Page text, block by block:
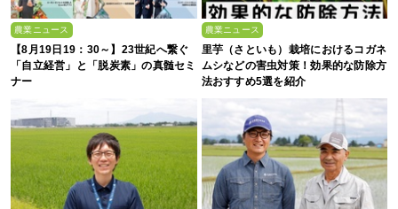
農業ニュース
【8月19日19：30～】23世紀へ繋ぐ
「自立経営」と「脱炭素」の真髄セミ
ナー
農業ニュース
里芋（さといも）栽培におけるコガネ
ムシなどの害虫対策！効果的な防除方
法おすすめ5選を紹介